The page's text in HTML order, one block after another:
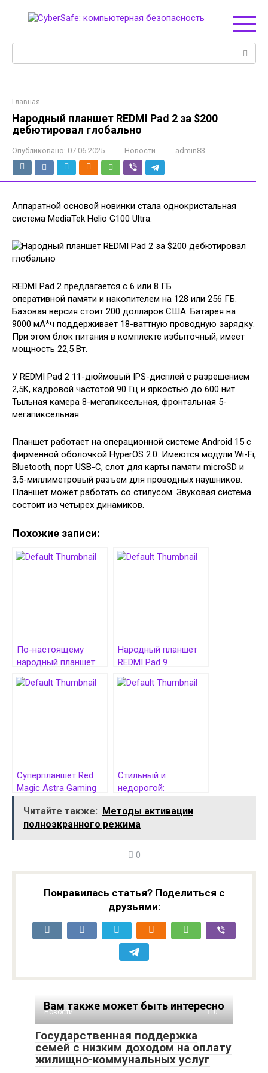
Главная
Народный планшет REDMI Pad 2 за $200
дебютировал глобально
Опубликовано: 07.06.2025 Новости admin83
Аппаратной основой новинки стала однокристальная
система MediaTek Helio G100 Ultra.
REDMI Pad 2 предлагается с 6 или 8 ГБ
оперативной памяти и накопителем на 128 или 256 ГБ.
Базовая версия стоит 200 долларов США. Батарея на
9000 мА*ч поддерживает 18-ваттную проводную зарядку.
При этом блок питания в комплекте избыточный, имеет
мощность 22,5 Вт.
У REDMI Pad 2 11-дюймовый IPS-дисплей с разрешением
2,5K, кадровой частотой 90 Гц и яркостью до 600 нит.
Тыльная камера 8-мегапиксельная, фронтальная 5-
мегапиксельная.
Планшет работает на операционной системе Android 15 с
фирменной оболочкой HyperOS 2.0. Имеются модули Wi-Fi,
Bluetooth, порт USB-C, слот для карты памяти microSD и
3,5-миллиметровый разъем для проводных наушников.
Планшет может работать со стилусом. Звуковая система
состоит из четырех динамиков.
Похожие записи:
По-настоящему
народный планшет:
HONOR Pad X7 с 8,7-
дюймовым экраном
Народный планшет
REDMI Pad 9
проверили на
автономность
Суперпланшет Red
Magic Astra Gaming
8 Elite дебютировал
глобально
Стильный и
недорогой:
народный планшет
OPPO Pad SE
Читайте также: Методы активации
полноэкранного режима
0
Понравилась статья? Поделиться с
друзьями:
Вам также может быть интересно
Новости 0
Государственная поддержка
семей с низким доходом на оплату
жилищно-коммунальных услуг